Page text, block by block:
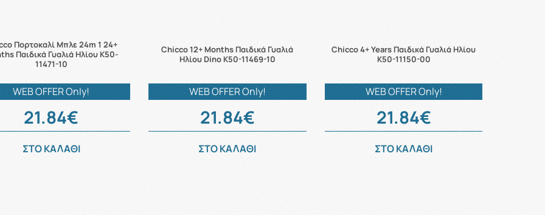
Πορτοκαλί Μπλε 24m 1 24+
Παιδικά Γυαλιά Ηλίου K50-
11471-10
WEB OFFER Only!
21.84€
ΣΤΟ ΚΑΛΑΘΙ
Chicco 12+ Months Παιδικά Γυαλιά
Ηλίου Dino K50-11469-10
WEB OFFER Only!
21.84€
ΣΤΟ ΚΑΛΑΘΙ
Chicco 4+ Years Παιδικά Γυαλιά Ηλίου
K50-11150-00
WEB OFFER Only!
21.84€
ΣΤΟ ΚΑΛΑΘΙ